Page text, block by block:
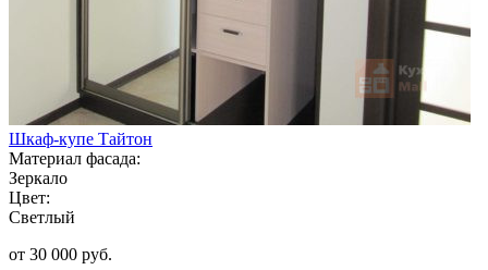
Шкаф-купе Тайтон
Материал фасада:
Зеркало
Цвет:
Светлый
от 30 000 руб.